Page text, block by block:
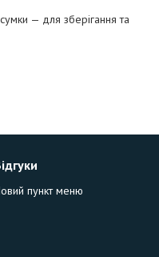
— для зберігання та
пункт меню